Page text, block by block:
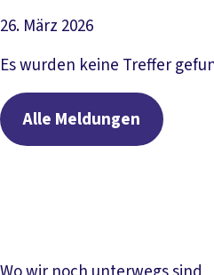
26. März 2026
Artikel lesen
Es wurden keine Treffer
Alle Meldungen